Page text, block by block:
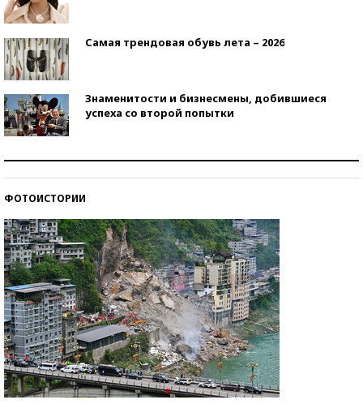
Самая трендовая обувь лета – 2026
Знаменитости и бизнесмены, добившиеся
успеха со второй попытки
ФОТОИСТОРИИ